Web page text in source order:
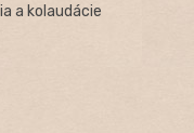
a kolaudácie